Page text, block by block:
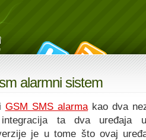
alarmni sistem
GSM SMS alarmakao dva
ta dva uređaja
je u tome što ovaj